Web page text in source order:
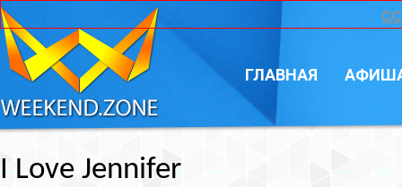
ГЛАВНАЯ
I Love Jennifer